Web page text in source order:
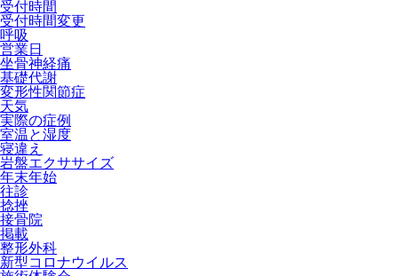
受付時間
受付時間変更
呼吸
営業日
坐骨神経痛
基礎代謝
変形性関節症
天気
実際の症例
室温と湿度
寝違え
岩盤エクササイズ
年末年始
往診
捻挫
接骨院
掲載
整形外科
新型コロナウイルス